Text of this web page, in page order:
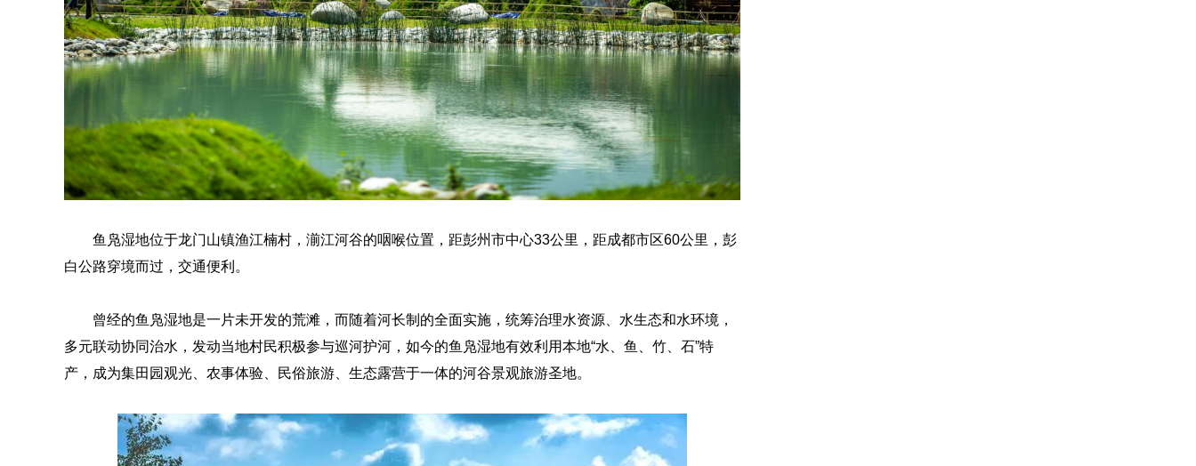
鱼凫湿地位于龙门山镇渔江楠村，湔江河谷的咽喉位置，距彭州市中心33公里，距成都市区60公里，彭
白公路穿境而过，交通便利。
曾经的鱼凫湿地是一片未开发的荒滩，而随着河长制的全面实施，统筹治理水资源、水生态和水环境，
多元联动协同治水，发动当地村民积极参与巡河护河，如今的鱼凫湿地有效利用本地“水、鱼、竹、石”特
产，成为集田园观光、农事体验、民俗旅游、生态露营于一体的河谷景观旅游圣地。